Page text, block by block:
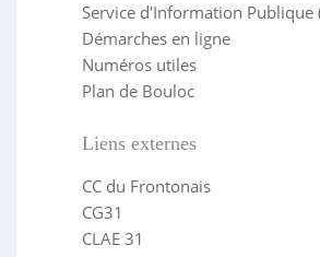
Service d'Information Publique
Démarches en ligne
Numéros utiles
Plan de Bouloc
Liens externes
CC du Frontonais
CG31
CLAE 31